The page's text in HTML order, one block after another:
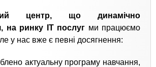
центр, що динамічно
на ринку IT послуг ми працюємо
у нас вже є певні досягнення:
актуальну програму навчання,